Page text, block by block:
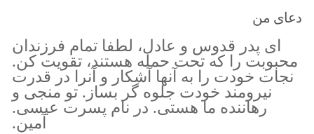
دعای من
ای پدر قدوس و عادل، لطفا تمام فرزندان
محبوبت را که تحت حمله هستند، تقویت کن.
نجات خودت را به آنها آشکار و آنرا در قدرت
نیرومند خودت جلوه گر بساز. تو منجی و
رهاننده ما هستی. در نام پسرت عیسی.
آمین.